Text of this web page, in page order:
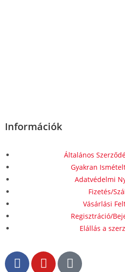
Információk
Általános
Gyakran
Adatvédelmi
Fizetés/
Vásárlási
Regisztráció/
Elállás a